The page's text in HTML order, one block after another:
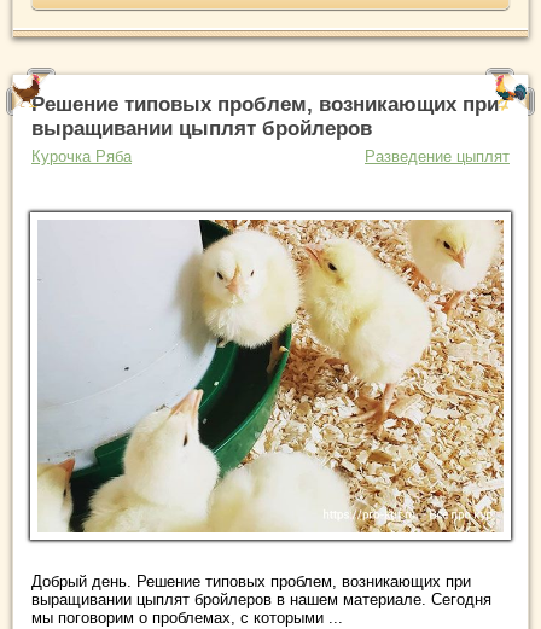
Решение типовых проблем, возникающих при
выращивании цыплят бройлеров
Курочка Ряба Разведение цыплят
Добрый день. Решение типовых проблем, возникающих при
выращивании цыплят бройлеров в нашем материале. Сегодня
мы поговорим о проблемах, с которыми ...